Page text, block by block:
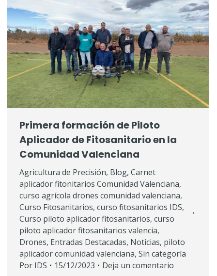
Primera formación de Piloto
Aplicador de Fitosanitario en la
Comunidad Valenciana
Agricultura de Precisión, Blog, Carnet
aplicador fitonitarios Comunidad Valenciana,
curso agrícola drones comunidad valenciana,
Curso Fitosanitarios, curso fitosanitarios IDS,
Curso piloto aplicador fitosanitarios, curso
piloto aplicador fitosanitarios valencia,
Drones, Entradas Destacadas, Noticias, piloto
aplicador comunidad valenciana, Sin categoría
Por IDS 15/12/2023
Deja un comentario